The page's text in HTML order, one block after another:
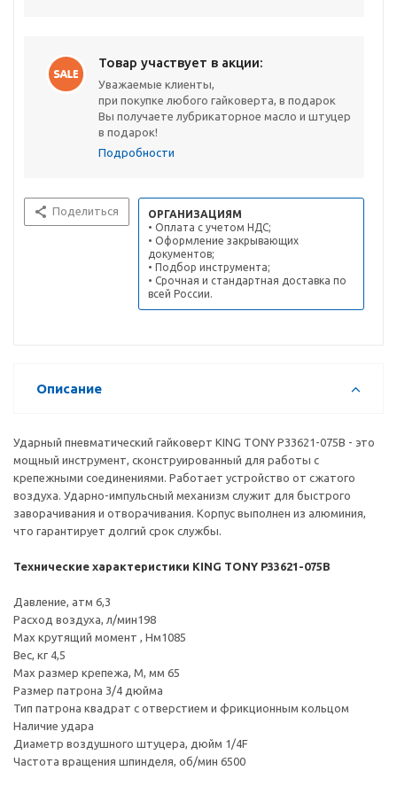
Товар участвует в акции:
Уважаемые клиенты,
при покупке любого гайковерта, в подарок
Вы получаете лубрикаторное масло и штуцер
в подарок!
Подробности
Поделиться
ОРГАНИЗАЦИЯМ
• Оплата с учетом НДС;
• Оформление закрывающих
документов;
• Подбор инструмента;
• Срочная и стандартная доставка по
всей России.
Описание
Ударный пневматический гайковерт KING TONY P33621-075B - это
мощный инструмент, сконструированный для работы с
крепежными соединениями. Работает устройство от сжатого
воздуха. Ударно-импульсный механизм служит для быстрого
заворачивания и отворачивания. Корпус выполнен из алюминия,
что гарантирует долгий срок службы.
Технические характеристики KING TONY P33621-075B
Давление, атм 6,3
Расход воздуха, л/мин198
Max крутящий момент , Нм1085
Вес, кг 4,5
Max размер крепежа, М, мм 65
Размер патрона 3/4 дюйма
Тип патрона квадрат с отверстием и фрикционным кольцом
Наличие удара
Диаметр воздушного штуцера, дюйм 1/4F
Частота вращения шпинделя, об/мин 6500